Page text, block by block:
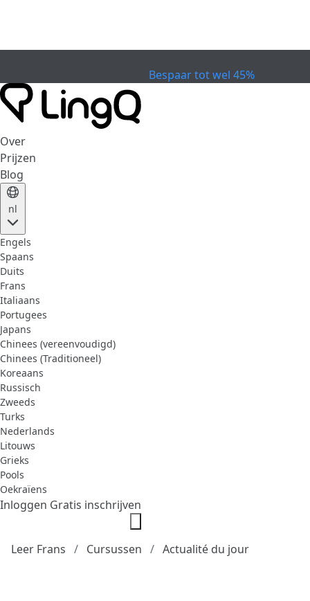
Bespaar tot wel 45%
Over
Prijzen
Blog
nl
Engels
Spaans
Duits
Frans
Italiaans
Portugees
Japans
Chinees (vereenvoudigd)
Chinees (Traditioneel)
Koreaans
Russisch
Zweeds
Turks
Nederlands
Litouws
Grieks
Pools
Oekraïens
Inloggen Gratis inschrijven
Leer Frans Cursussen Actualité du jour